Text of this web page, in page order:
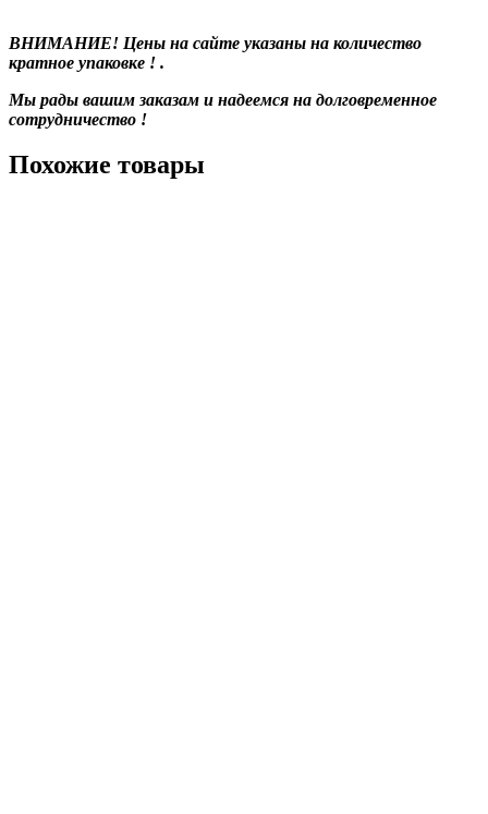
ВНИМАНИЕ! Цены на сайте указаны на количество
кратное упаковке ! .
Мы рады вашим заказам и надеемся на долговременное
сотрудничество !
Похожие товары